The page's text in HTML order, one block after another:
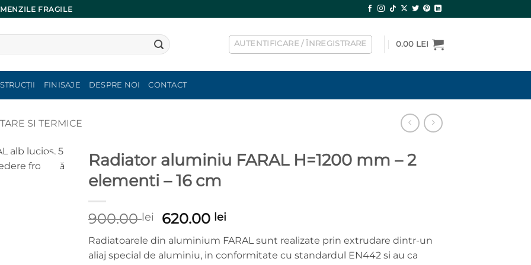
FRAGILE
AUTENTIFICARE / ÎNREGISTRARE 0.00 LEI
FINISAJE DESPRE NOI CONTACT
SI TERMICE
Radiator aluminiu FARAL H=1200 mm – 2
elementi – 16 cm
900.00lei
Prețul
inițial
a
fost:
620.00 lei
curent
este:
620.00 lei.
Radiatoarele din aluminium FARAL sunt realizate prin extrudare dintr-un
aliaj special de aluminiu, in conformitate cu standardul EN442 si au ca